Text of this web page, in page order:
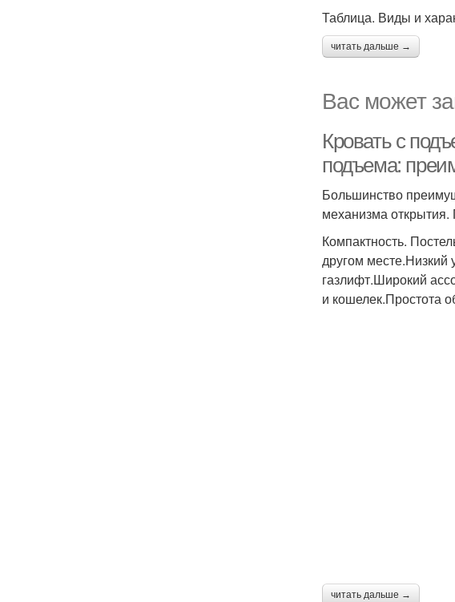
Таблица. Виды и
читать дальше →
Вас может
Кровать с
подъема:
Большинство
механизма
Компактность.
другом
газлифт.Широкий
и кошелек.Простота
читать дальше →